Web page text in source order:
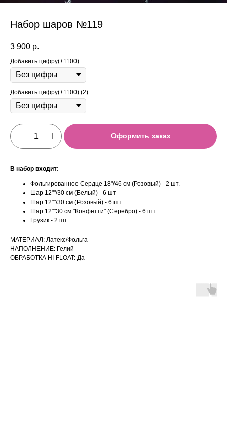
Набор шаров №119
3 900 р.
Добавить цифру(+1100)
Добавить цифру(+1100) (2)
Оформить заказ
В набор входит:
Фольгированное Сердце 18"/46 см (Розовый) - 2 шт.
Шар 12""/30 см (Белый) - 6 шт
Шар 12""/30 см (Розовый) - 6 шт.
Шар 12""30 см "Конфетти" (Серебро) - 6 шт.
Грузик - 2 шт.
МАТЕРИАЛ: Латекс/Фольга
НАПОЛНЕНИЕ: Гелий
ОБРАБОТКА HI-FLOAT: Да